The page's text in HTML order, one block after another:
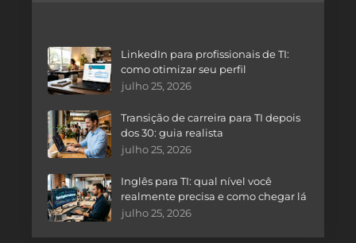
LinkedIn para profissionais de TI:
como otimizar seu perfil
julho 25, 2026
Transição de carreira para TI depois
dos 30: guia realista
julho 25, 2026
Inglês para TI: qual nível você
realmente precisa e como chegar lá
julho 25, 2026